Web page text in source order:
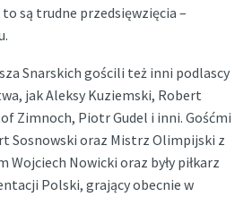
są trudne przedsięwzięcia –
Snarskich gościli też inni podlascy
jak Aleksy Kuziemski, Robert
Zimnoch, Piotr Gudel i inni. Gośćmi
Sosnowski oraz Mistrz Olimpijski z
Wojciech Nowicki oraz były piłkarz
Polski, grający obecnie w